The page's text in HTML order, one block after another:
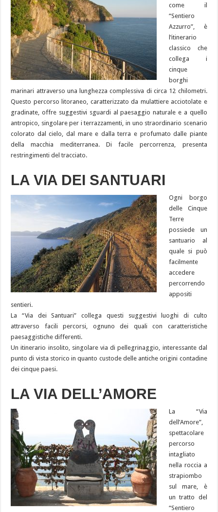
come il
“Sentiero
Azzurro”, è
l’itinerario
classico che
collega i
cinque
borghi
marinari attraverso una lunghezza complessiva di circa 12 chilometri.
Questo percorso litoraneo, caratterizzato da mulattiere acciotolate e
gradinate, offre suggestivi sguardi al paesaggio naturale e a quello
antropico, singolare per i terrazzamenti, in uno straordinario scenario
colorato dal cielo, dal mare e dalla terra e profumato dalle piante
della macchia mediterranea. Di facile percorrenza, presenta
restringimenti del tracciato.
LA VIA DEI SANTUARI
Ogni borgo
delle Cinque
Terre
possiede un
santuario al
quale si può
facilmente
accedere
percorrendo
appositi
sentieri.
La “Via dei Santuari” collega questi suggestivi luoghi di culto
attraverso facili percorsi, ognuno dei quali con caratteristiche
paesaggistiche differenti.
Un itinerario insolito, singolare via di pellegrinaggio, interessante dal
punto di vista storico in quanto custode delle antiche origini contadine
dei cinque paesi.
LA VIA DELL’AMORE
La “Via
dell’Amore”,
spettacolare
percorso
intagliato
nella roccia a
strapiombo
sul mare, è
un tratto del
“Sentiero